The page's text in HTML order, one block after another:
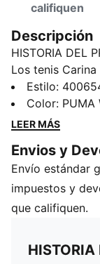
califiquen
Descripción
HISTORIA DEL
Los tenis
un estilo
detalles
convierte en la
niñas cuenta
talón.
SOFTFOAM+:
Cubierta
Estilo:
Color: PUMA
LEER MÁS
Envios y
Envío estándar
impuestos y
que califiquen.
HISTORIA